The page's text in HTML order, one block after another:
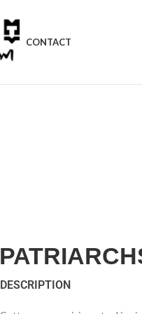
CONTACT
DESCRIPTION